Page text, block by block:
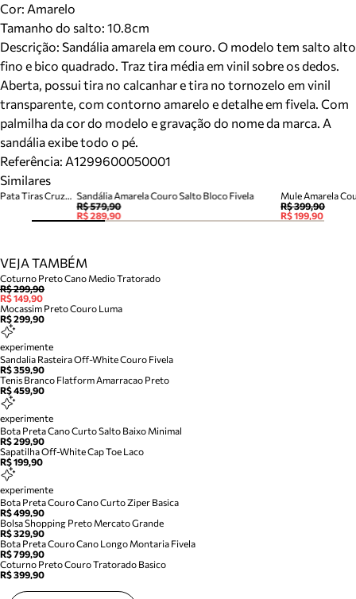
Cor: Amarelo
Tamanho do salto: 10.8cm
Descrição: Sandália amarela em couro. O modelo tem salto alto
fino e bico quadrado. Traz tira média em vinil sobre os dedos.
Aberta, possui tira no calcanhar e tira no tornozelo em vinil
transparente, com contorno amarelo e detalhe em fivela. Com
palmilha da cor do modelo e gravação do nome da marca. A
sandália exibe todo o pé.
Referência: A1299600050001
Similares
Sandália Amarela Couro Salto Bloco Fivela
R$ 579,90
R$ 289,90
Mule Amarela
R$ 399,90
R$ 199,90
Tamanco Amarela Couro Meia Pata Tiras Cruzadas
VEJA TAMBÉM
Coturno Preto Cano Medio Tratorado
R$ 299,90
R$ 149,90
Mocassim Preto Couro Luma
R$ 299,90
experimente
Sandalia Rasteira Off-White Couro Fivela
R$ 359,90
Tenis Branco Flatform Amarracao Preto
R$ 459,90
experimente
Bota Preta Cano Curto Salto Baixo Minimal
R$ 299,90
Sapatilha Off-White Cap Toe Laco
R$ 199,90
experimente
Bota Preta Couro Cano Curto Ziper Basica
R$ 499,90
Bolsa Shopping Preto Mercato Grande
R$ 329,90
Bota Preta Couro Cano Longo Montaria Fivela
R$ 799,90
Coturno Preto Couro Tratorado Basico
R$ 399,90